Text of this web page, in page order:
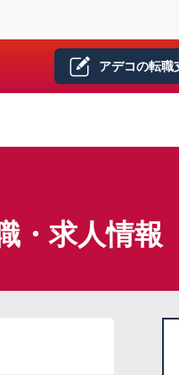
アデコの転職
・求人情報